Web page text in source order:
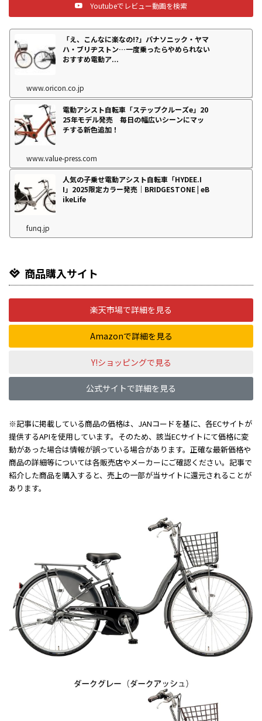
Youtubeでレビュー動画を検索
「え、こんなに楽なの!?」パナソニック・ヤマ
ハ・ブリヂストン…一度乗ったらやめられない
おすすめ電動ア...
www.oricon.co.jp
電動アシスト自転車「ステップクルーズe」20
25年モデル発売 毎日の幅広いシーンにマッ
チする新色追加！
www.value-press.com
人気の子乗せ電動アシスト自転車「HYDEE.I
I」2025限定カラー発売｜BRIDGESTONE | eB
ikeLife
funq.jp
商品購入サイト
楽天市場で詳細を見る
Amazonで詳細を見る
Y!ショッピングで見る
公式サイトで詳細を見る
※記事に掲載している商品の価格は、JANコードを基に、各ECサイトが
提供するAPIを使用しています。そのため、該当ECサイトにて価格に変
動があった場合は情報が誤っている場合があります。正確な最新価格や
商品の詳細等については各販売店やメーカーにご確認ください。記事で
紹介した商品を購入すると、売上の一部が当サイトに還元されることが
あります。